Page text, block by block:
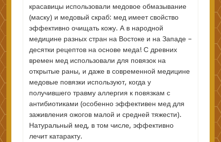
красавицы использовали медовое обмазывание
(маску) и медовый скраб: мед имеет свойство
эффективно очищать кожу. А в народной
медицине разных стран на Востоке и на Западе –
десятки рецептов на основе меда! С древних
времен мед использовали для повязок на
открытые раны, и даже в современной медицине
медовые повязки используют, когда у
получившего травму аллергия к повязкам с
антибиотиками (особенно эффективен мед для
заживления ожогов малой и средней тяжести).
Натуральный мед, в том числе, эффективно
лечит катаракту.